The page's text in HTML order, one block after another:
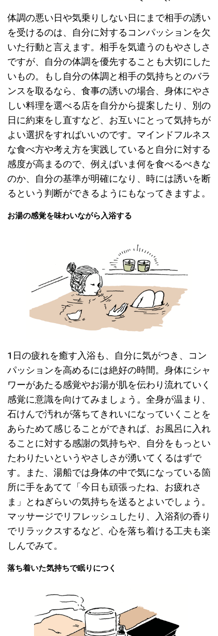
体調の悪い日や気乗りしない日にまで相手の誘い
を受けるのは、自分に対するコンパッションを欠
いた行動と言えます。相手を気遣うのもやさしさ
ですが、自分の体調を優先することも大切にした
いもの。もし自分の体調と相手の気持ちとのバラ
ンスを取るなら、食事の誘いの場合、身体にやさ
しい料理を選べる店を自分から提案したり、別の
日に約束をし直すなど、お互いにとって気持ちが
よい選択をすればいいのです。マインドフルネス
な食べ方や考え方を実践していると自分に対する
感度が高まるので、例えばいま何を食べるべきな
のか、自分の基準が明確になり、時には誘いを断
るという判断ができるようにもなってきますよ。
お湯の感覚を味わいながら入浴する
1日の疲れを癒す入浴も、自分に気がつき、コン
パッションを高めるには絶好の時間。身体にシャ
ワーがあたる感覚やお湯が肌を伝わり流れていく
感覚に意識を向けてみましょう。全身が温まり、
石けんで汚れが落ちてきれいになっていくことを
あらためて感じることができれば、お風呂に入れ
ることに対する感謝の気持ちや、自分をもっとい
たわりたいというやさしさが湧いてくるはずで
す。また、湯船では身体の中で気になっている箇
所に手をあてて「今日も頑張ったね、お疲れさ
ま」とねぎらいの気持ちを送るとよいでしょう。
マッサージでリフレッシュしたり、入浴剤の香り
でリラックスするなど、心を落ち着ける工夫も楽
しんでみて。
落ち着いた気持ちで眠りにつく